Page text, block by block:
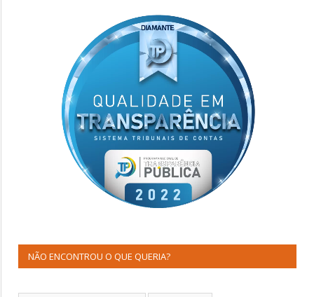
NÃO ENCONTROU O QUE QUERIA?